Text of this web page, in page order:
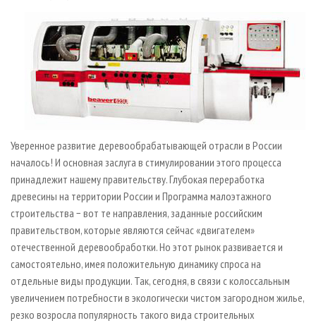
ПРОИЗВОДСТВО ДРЕВЕСНЫХ ПЛИТ
ДЕРЕВЯННОЕ ДОМОСТРОЕНИЕ
ПРОИЗВОДСТВО МЕБЕЛИ
БИОЭНЕРГЕТИКА
ИНСТРУМЕНТ И МАТЕРИАЛЫ
МОБИЛЬНЫЕ ВЫСТАВКИ
ОФИЦИАЛЬНЫЕ ДЕЛЕГАЦИИ
ПРИОРИТЕТНЫЕ ИНВЕСТПРОЕКТЫ
RUSSIAN FORESTRY REVIEW
БИБЛИОТЕКА СПЕЦИАЛИСТА
РЕКЛАМА НА САЙТЕ
Уверенное развитие деревообрабатывающей отрасли в России
началось! И основная заслуга в стимулировании этого процесса
принадлежит нашему правительству. Глубокая переработка
древесины на территории России и Программа малоэтажного
строительства − вот те направления, заданные российским
правительством, которые являются сейчас «двигателем»
отечественной деревообработки. Но этот рынок развивается и
самостоятельно, имея положительную динамику спроса на
отдельные виды продукции. Так, сегодня, в связи с колоссальным
увеличением потребности в экологически чистом загородном жилье,
резко возросла популярность такого вида строительных